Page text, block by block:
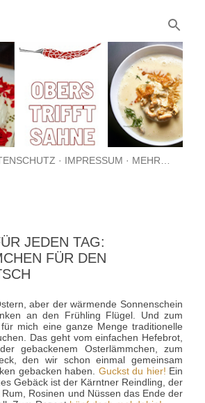
IMPRESSUM MEHR…
JEDEN TAG:
FÜR DEN
aber der wärmende Sonnenschein
an den Frühling Flügel. Und zum
mich eine ganze Menge traditionelle
Das geht vom einfachen Hefebrot,
gebackenem Osterlämmchen, zum
den wir schon einmal gemeinsam
gebacken haben. Guckst du hier! Ein
Gebäck ist der Kärntner Reindling, der
Rosinen und Nüssen das Ende der